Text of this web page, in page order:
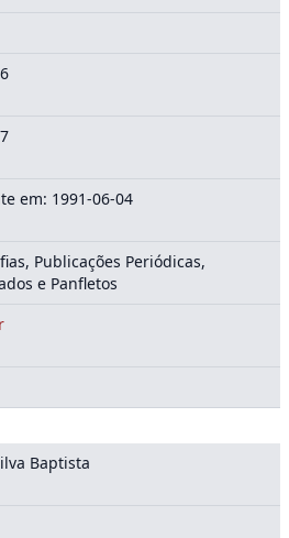
em: 1991-06-04
Publicações Periódicas,
e Panfletos
Baptista